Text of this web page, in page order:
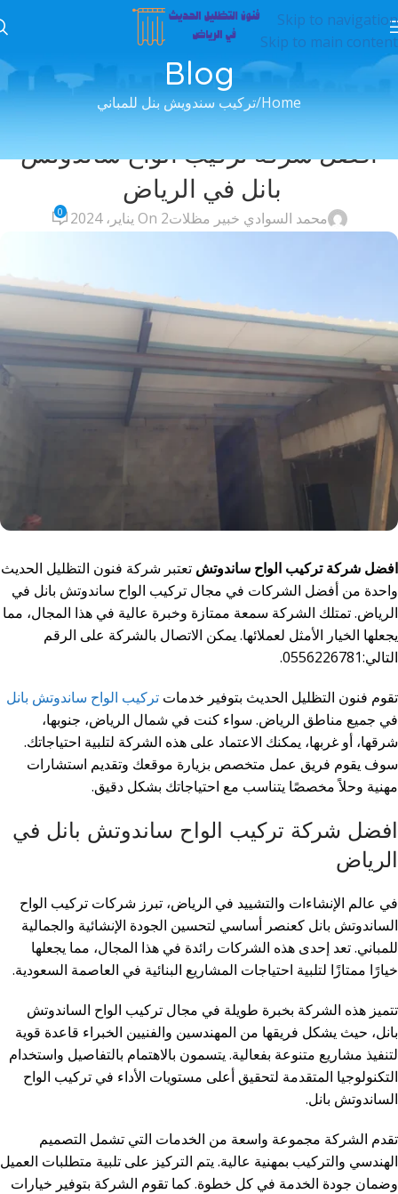
Skip to navigation
Skip to main content
Blog
Home تركيب سندويش بنل للمباني
افضل شركة تركيب الواح ساندوتش
بانل في الرياض
محمد السوادي خبير مظلاتOn 2 يناير، 2024 0
افضل شركة تركيب الواح ساندوتش تعتبر شركة فنون التظليل الحديث
واحدة من أفضل الشركات في مجال تركيب الواح ساندوتش بانل في
الرياض. تمتلك الشركة سمعة ممتازة وخبرة عالية في هذا المجال، مما
يجعلها الخيار الأمثل لعملائها. يمكن الاتصال بالشركة على الرقم
التالي:0556226781.
تقوم فنون التظليل الحديث بتوفير خدمات تركيب الواح ساندوتش بانل
في جميع مناطق الرياض. سواء كنت في شمال الرياض، جنوبها،
شرقها، أو غربها، يمكنك الاعتماد على هذه الشركة لتلبية احتياجاتك.
سوف يقوم فريق عمل متخصص بزيارة موقعك وتقديم استشارات
مهنية وحلاً مخصصًا يتناسب مع احتياجاتك بشكل دقيق.
افضل شركة تركيب الواح ساندوتش بانل في
الرياض
في عالم الإنشاءات والتشييد في الرياض، تبرز شركات تركيب الواح
الساندوتش بانل كعنصر أساسي لتحسين الجودة الإنشائية والجمالية
للمباني. تعد إحدى هذه الشركات رائدة في هذا المجال، مما يجعلها
خيارًا ممتازًا لتلبية احتياجات المشاريع البنائية في العاصمة السعودية.
تتميز هذه الشركة بخبرة طويلة في مجال تركيب الواح الساندوتش
بانل، حيث يشكل فريقها من المهندسين والفنيين الخبراء قاعدة قوية
لتنفيذ مشاريع متنوعة بفعالية. يتسمون بالاهتمام بالتفاصيل واستخدام
التكنولوجيا المتقدمة لتحقيق أعلى مستويات الأداء في تركيب الواح
الساندوتش بانل.
تقدم الشركة مجموعة واسعة من الخدمات التي تشمل التصميم
الهندسي والتركيب بمهنية عالية. يتم التركيز على تلبية متطلبات العميل
وضمان جودة الخدمة في كل خطوة. كما تقوم الشركة بتوفير خيارات